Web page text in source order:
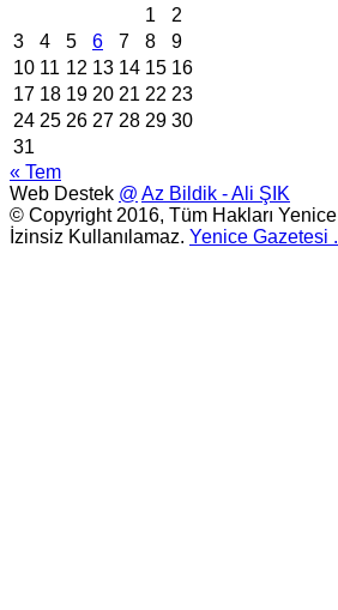
1
2
3
4 5 6 7 8
9
10 11 12 13 14 15 16
17 18 19 20 21 22 23
24 25 26 27 28 29 30
31
« Tem
Web Destek @ Az Bildik - Ali ŞIK
© Copyright 2016, Tüm Hakları
İzinsiz Kullanılamaz. Yenice Gazetesi